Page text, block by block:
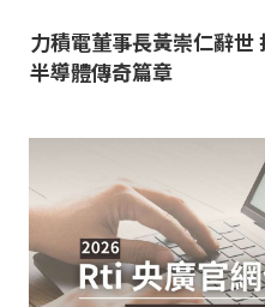
力積電董事長黃崇仁辭世
半導體傳奇篇章